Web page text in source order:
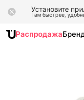
Установите
Там быстрее,
Распродажа